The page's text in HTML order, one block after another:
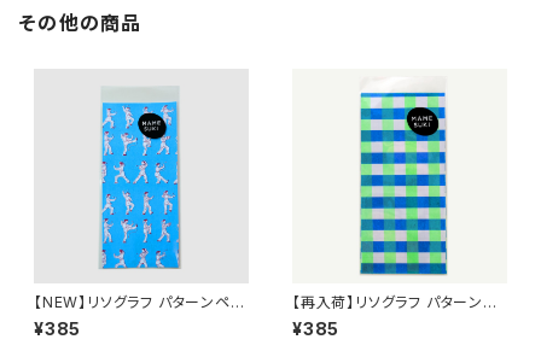
その他の商品
【NEW】リソグラフ パターンペー
パー［Tai Chi 太極拳］ Neon L
ight Blue
¥385
【再入荷】リソグラフ パターンペ
ーパー［MAMESUKI Basis チ
ェック］ Neon Green × Blue
¥385